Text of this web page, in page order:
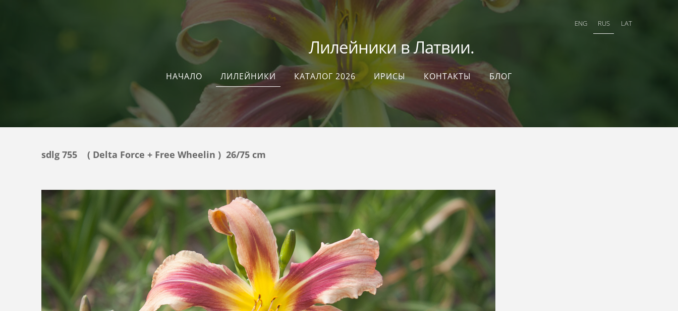
ENG RUS LAT
Лилейники в Латвии.
НАЧАЛО ЛИЛЕЙНИКИ КАТАЛОГ 2026 ИРИСЫ КОНТАКТЫ БЛОГ
sdlg 755 ( Delta Force + Free Wheelin ) 26/75 cm